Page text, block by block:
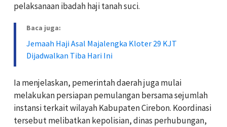
pelaksanaan ibadah haji tanah suci.
Baca juga:
Jemaah Haji Asal Majalengka Kloter 29 KJT
Dijadwalkan Tiba Hari Ini
Ia menjelaskan, pemerintah daerah juga mulai
melakukan persiapan pemulangan bersama sejumlah
instansi terkait wilayah Kabupaten Cirebon. Koordinasi
tersebut melibatkan kepolisian, dinas perhubungan,